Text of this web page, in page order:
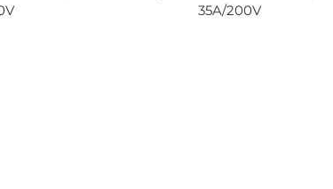
35A/200V